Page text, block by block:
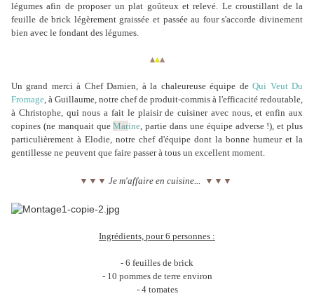
légumes afin de proposer un plat goûteux et relevé. Le croustillant de la
feuille de brick légèrement graissée et passée au four s'accorde divinement
bien avec le fondant des légumes.
▴▴▴
Un grand merci à Chef Damien, à la chaleureuse équipe deQui Veut Du
Fromage, à Guillaume, notre chef de produit-commis à l'efficacité redoutable,
à Christophe, qui nous a fait le plaisir de cuisiner avec nous, et enfin aux
copines (ne manquait queMarine, partie dans une équipe adverse !), et plus
particulièrement à Elodie, notre chef d'équipe dont la bonne humeur et la
gentillesse ne peuvent que faire passer à tous un excellent moment.
▼ ▼ ▼ Je m'affaire en cuisine... ▼ ▼ ▼
Ingrédients, pour 6 personnes :
- 6 feuilles de brick
- 10 pommes de terre environ
- 4 tomates